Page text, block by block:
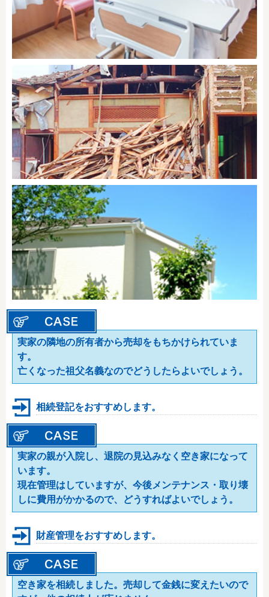
実家の隣地の所有者から売却をもちかけられていま
す。
亡くなった祖父名義なのでどうしたらよいでしょう。
相続登記をおすすめします。
実家の親が入院し、退院の見込みなく空き家になって
います。
現在管理はしていますが、今後メンテナンス・取り壊
しに費用がかかるので、どうすればよいでしょう。
財産管理をおすすめします。
空き家を相続しました。売却して金銭に変えたいので